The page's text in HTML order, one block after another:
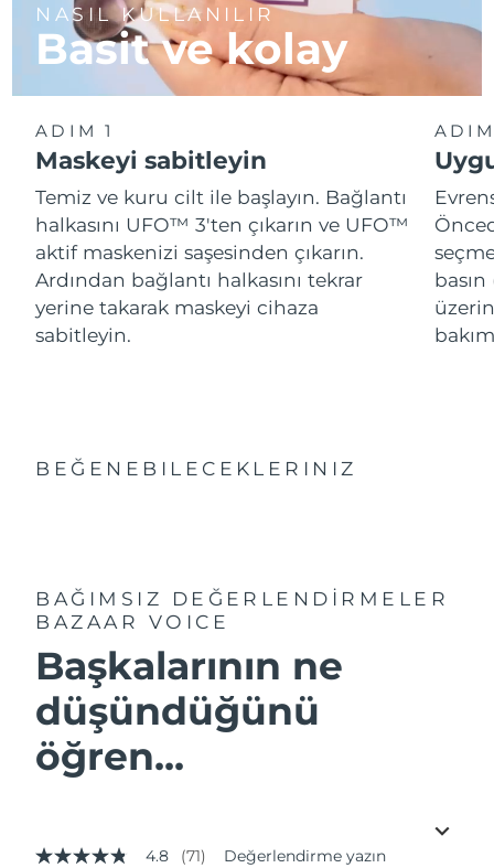
NASIL KULLANILIR
Basit ve kolay
ADIM 1
Maskeyi sabitleyin
Temiz ve kuru cilt ile başlayın. Bağlantı
halkasını UFO™ 3'ten çıkarın ve UFO™
aktif maskenizi saşesinden çıkarın.
Ardından bağlantı halkasını tekrar
yerine takarak maskeyi cihaza
sabitleyin.
BEĞENEBILECEKLERINIZ
BAĞIMSIZ DEĞERLENDİRMELER
BAZAAR VOICE
Başkalarının ne
düşündüğünü
öğren...
5
4.8 (71) Değerlendirme yazın